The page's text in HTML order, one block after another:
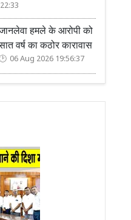
हमले के आरोपी को
वर्ष का कठोर कारावास
06 Aug 2026 19:56:37